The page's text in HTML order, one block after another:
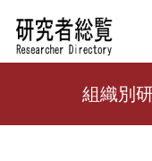
組織別